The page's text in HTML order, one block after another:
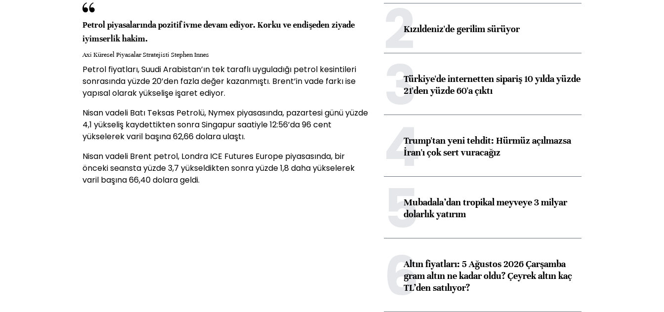
Petrol piyasalarında pozitif ivme devam ediyor. Korku ve endişeden ziyade
iyimserlik hakim.
Axi Küresel Piyasalar Stratejisti Stephen Innes
Petrol fiyatları, Suudi Arabistan’ın tek taraflı uyguladığı petrol kesintileri
sonrasında yüzde 20’den fazla değer kazanmıştı. Brent’in vade farkı ise
yapısal olarak yükselişe işaret ediyor.
Nisan vadeli Batı Teksas Petrolü, Nymex piyasasında, pazartesi günü yüzde
4,1 yükseliş kaydettikten sonra Singapur saatiyle 12:56’da 96 cent
yükselerek varil başına 62,66 dolara ulaştı.
Nisan vadeli Brent petrol, Londra ICE Futures Europe piyasasında, bir
önceki seansta yüzde 3,7 yükseldikten sonra yüzde 1,8 daha yükselerek
varil başına 66,40 dolara geldi.
2Kızıldeniz'de gerilim sürüyor
3Türkiye'de internetten sipariş 10 yılda yüzde
21'den yüzde 60'a çıktı
4Trump'tan yeni tehdit: Hürmüz açılmazsa
İran'ı çok sert vuracağız
5Mubadala’dan tropikal meyveye 3 milyar
dolarlık yatırım
6Altın fiyatları: 5 Ağustos 2026 Çarşamba
gram altın ne kadar oldu? Çeyrek altın kaç
TL’den satılıyor?